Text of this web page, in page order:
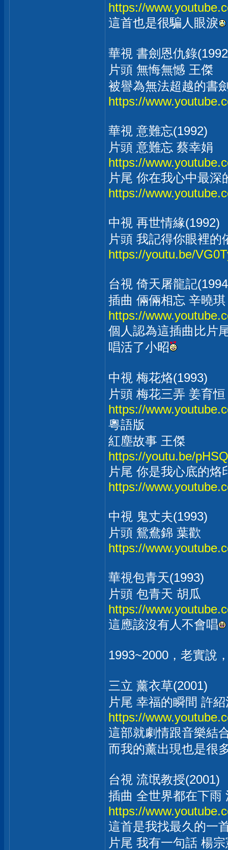
https://
這首也是很騙人眼淚
華視 書劍恩仇錄
片頭 無悔無憾 王傑
被譽為無法超越的書
https://
華視 意難忘(1992)
片頭 意難忘 蔡幸娟
https://
片尾 你在我心中最深
https://
中視 再世情緣(1992)
片頭 我記得你眼裡的
https://youtu.be/
台視 倚天屠龍記
插曲 倆倆相忘 辛曉琪
https://
個人認為這插曲比片
唱活了小昭
中視 梅花烙(1993)
片頭 梅花三弄 姜育恒
https://
粵語版
紅塵故事 王傑
https://youtu.be/
片尾 你是我心底的烙
https://
中視 鬼丈夫(1993)
片頭 鴛鴦錦 葉歡
https://
華視包青天(1993)
片頭 包青天 胡瓜
https://
這應該沒有人不會唱
1993~2000，老實說
三立 薰衣草(2001)
片尾 幸福的瞬間 許
https://
這部就劇情跟音樂結
而我的薰出現也是很
台視 流氓教授(2001)
插曲 全世界都在下雨
https://
這首是我找最久的一
片尾 我有一句話 楊